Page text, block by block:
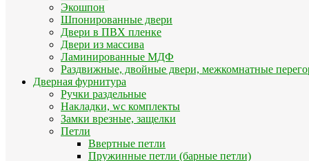
Экошпон
Шпонированные двери
Двери в ПВХ пленке
Двери из массива
Ламинированные МДФ
Раздвижные, двойные двери, межкомнатные
Дверная фурнитура
Ручки раздельные
Накладки, wc комплекты
Замки врезные, защелки
Петли
Ввертные петли
Пружинные петли (барные петли)